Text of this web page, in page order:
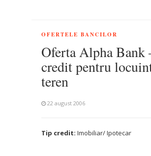
OFERTELE BANCILOR
Oferta Alpha Bank
credit pentru
teren
22 august 2006
Tip credit: Imobiliar/ Ipotecar